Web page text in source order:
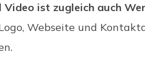
Video ist zugleich auch
Webseite und